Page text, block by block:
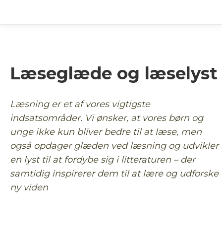
Læseglæde og læselyst
Læsning er et af vores vigtigste
indsatsområder. Vi ønsker, at vores børn og
unge ikke kun bliver bedre til at læse, men
også opdager glæden ved læsning og udvikler
en lyst til at fordybe sig i litteraturen – der
samtidig inspirerer dem til at lære og udforske
ny viden